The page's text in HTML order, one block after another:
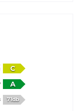
C
A
71db